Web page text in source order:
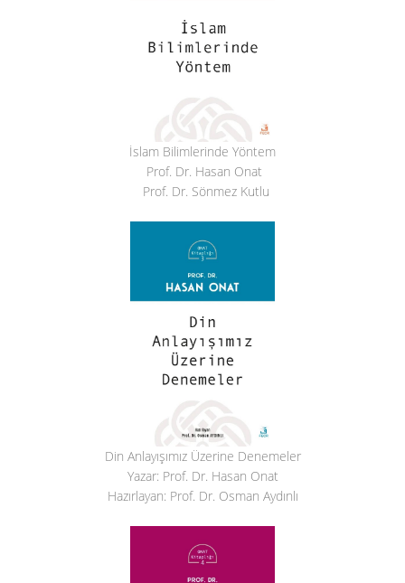
İslam Bilimlerinde Yöntem
Prof. Dr. Hasan Onat
Prof. Dr. Sönmez Kutlu
Din Anlayışımız Üzerine Denemeler
Yazar: Prof. Dr. Hasan Onat
Hazırlayan: Prof. Dr. Osman Aydınlı